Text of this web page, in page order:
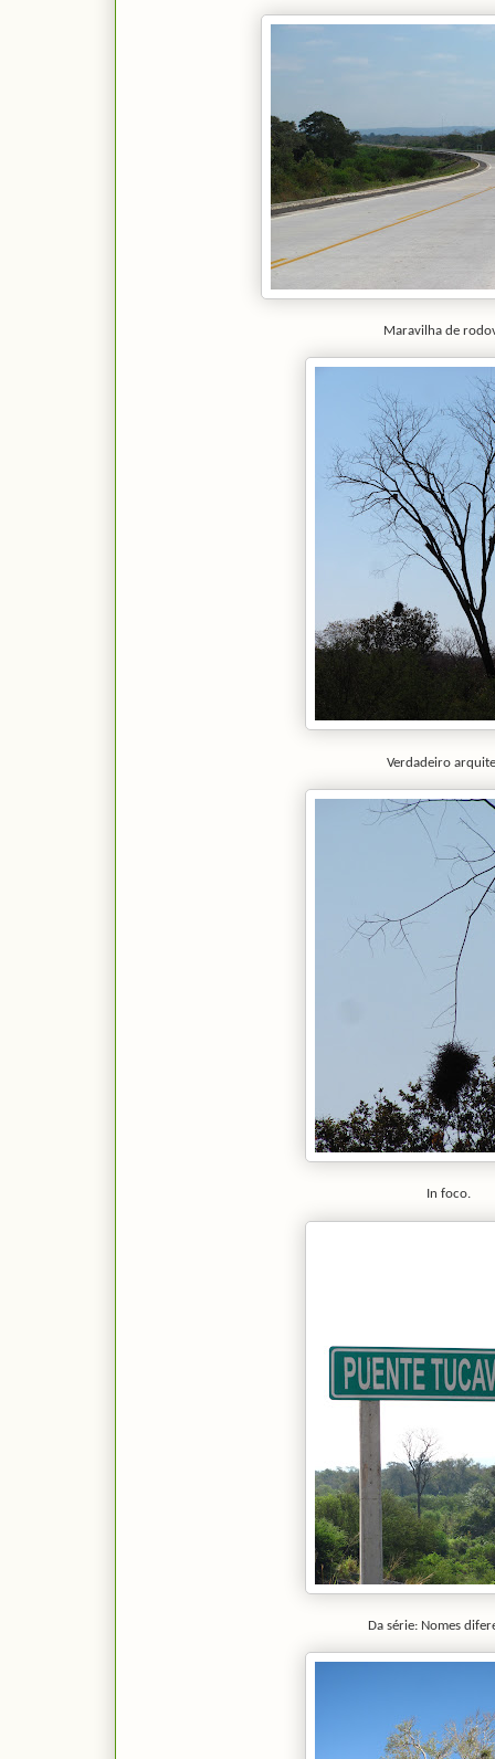
Maravilha de
Verdadeiro
In foco.
Da série: Nomes